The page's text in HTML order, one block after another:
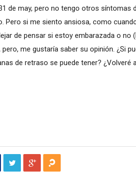
de may, pero no tengo otros síntomas
Pero si me siento ansiosa, como
de pensar si estoy embarazada o no
me gustaría saber su opinión. ¿Si
de retraso se puede tener? ¿Volveré